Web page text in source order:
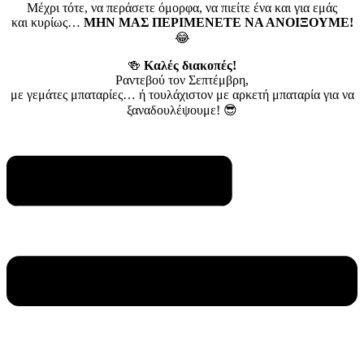
Μέχρι τότε, να περάσετε όμορφα, να πιείτε ένα και για εμάς
και κυρίως… ΜΗΝ ΜΑΣ ΠΕΡΙΜΕΝΕΤΕ ΝΑ ΑΝΟΙΞΟΥΜΕ!
😂
🍻 Καλές διακοπές!
Ραντεβού τον Σεπτέμβρη,
με γεμάτες μπαταρίες… ή τουλάχιστον με αρκετή μπαταρία για να
ξαναδουλέψουμε! 😎